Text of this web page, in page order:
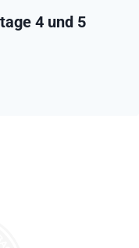
4 und 5